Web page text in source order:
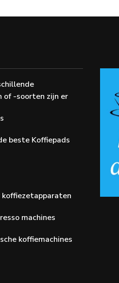
of -soorten zijn er
beste Koffiepads
machines
koffiemachines